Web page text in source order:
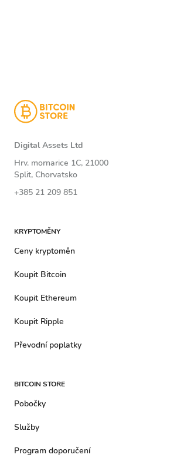
Digital Assets Ltd
Hrv. mornarice 1C, 21000
Split, Chorvatsko
+385 21 209 851
KRYPTOMĚNY
Ceny kryptoměn
Koupit Bitcoin
Koupit Ethereum
Koupit Ripple
Převodní poplatky
BITCOIN STORE
Pobočky
Služby
Program doporučení